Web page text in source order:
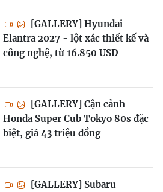
[GALLERY] Hyundai
Elantra 2027 - lột xác thiết kế và
công nghệ, từ 16.850 USD
[GALLERY] Cận cảnh
Honda Super Cub Tokyo 80s đặc
biệt, giá 43 triệu đồng
[GALLERY] Subaru